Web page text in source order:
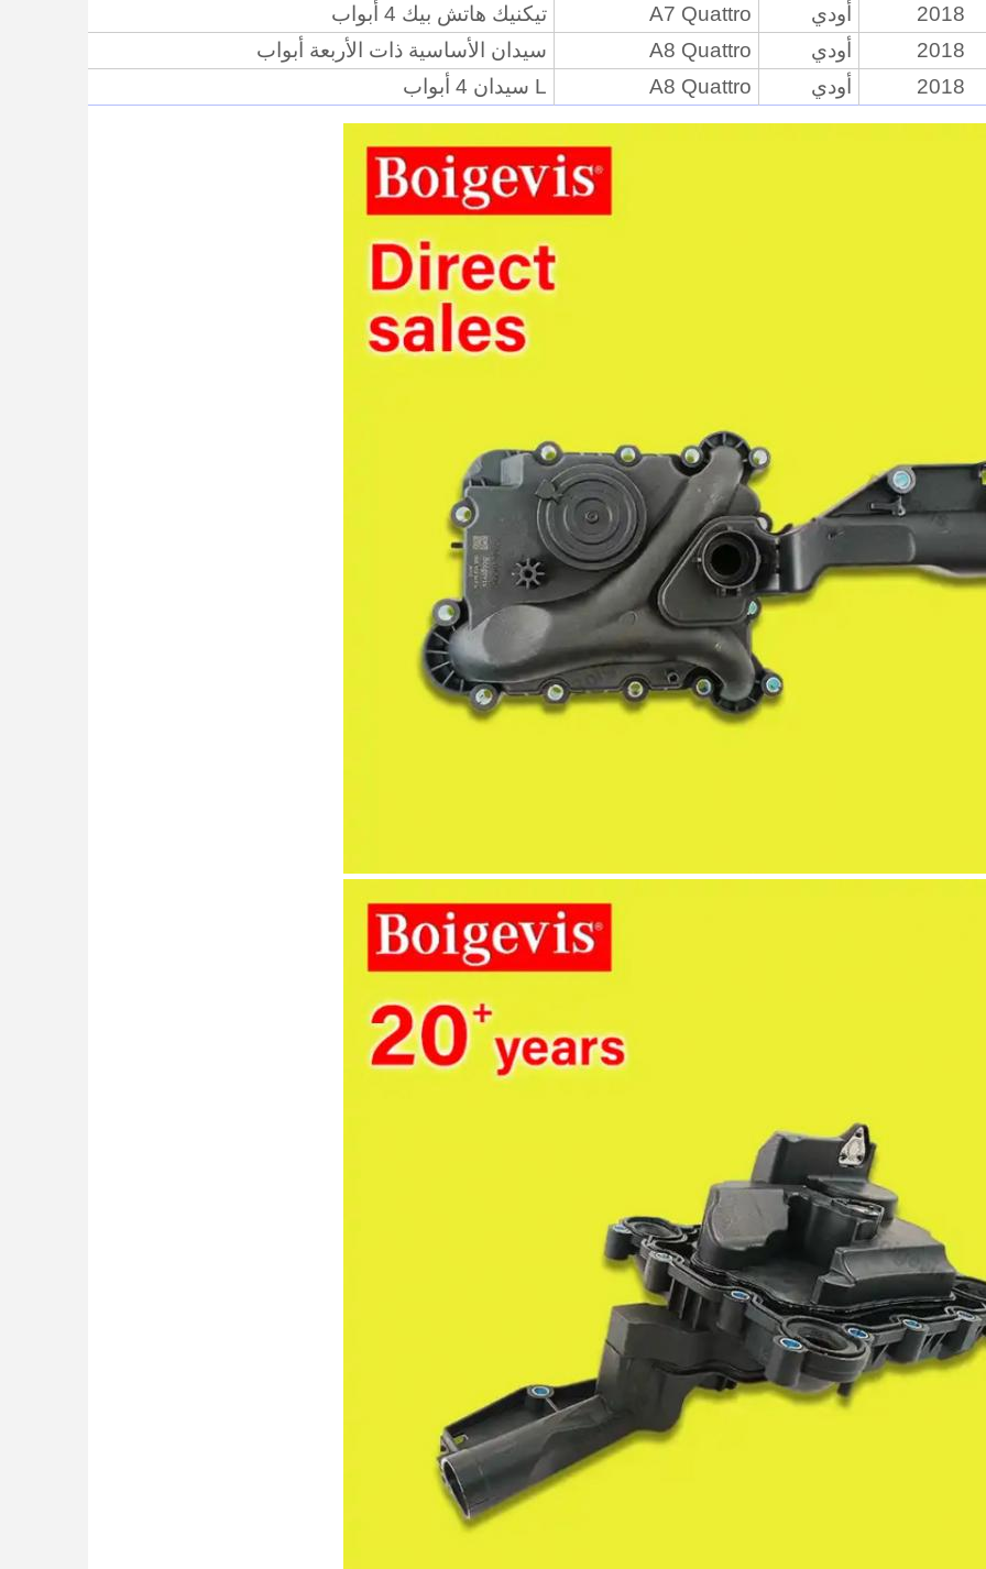
2018
أودي A7 Quattro
تيكنيك هاتش بيك 4 أبواب
2018
أودي A8 Quattro
سيدان الأساسية ذات الأربعة أبواب
2018
أودي A8 Quattro L سيدان 4 أبواب